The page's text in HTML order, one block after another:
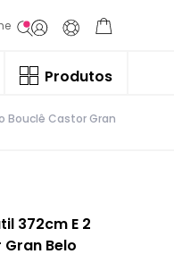
Produtos
Bouclê Castor Gran
372cm E 2
Belo